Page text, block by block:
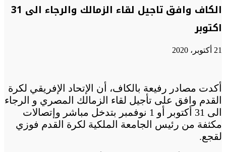
الكاف وافق تاجيل لقاء الزمالك والرجاء الى 31
اكتوبر
21 أكتوبر، 2020
أكدت مصادر رفيعة بالكاف، أن الإتحاد الإفريقي لكرة
الى 31 أكتوبر أو 1 نوفمبر بتدخل مباشر وإتصالات
مكثفة من رئيس الجامعة الملكية لكرة القدم فوزي
لقجع.